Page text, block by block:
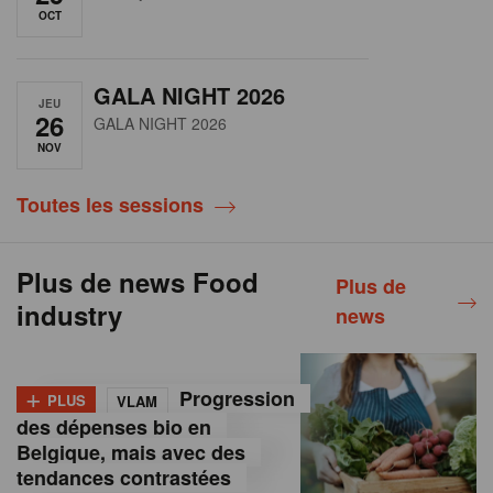
OCT
JEU
26
NOV
GALA NIGHT 2026
GALA NIGHT 2026
Toutes les sessions
Plus de news Food
industry
Plus de
news
+ PLUS VLAM
Progression
des dépenses bio en
Belgique, mais avec des
tendances contrastées